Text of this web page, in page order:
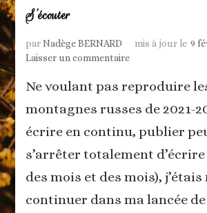
S’écouter
parNadège BERNARD mis à jour le 9
Laisser un commentairesur
Ne voulant pas reproduire
montagnes russes de 2021-
écrire en continu, publier
s’arrêter totalement
des mois et des mois),
continuer dans ma lancée